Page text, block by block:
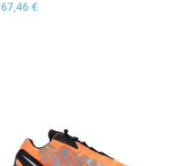
67,46 €